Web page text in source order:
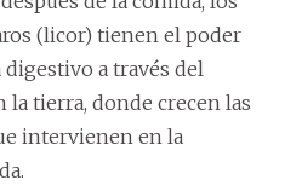
(licor) tienen el poder
a través del
la tierra, donde crecen las
intervienen en la